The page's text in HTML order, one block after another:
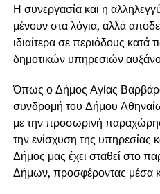
Η συνεργασία και η
μένουν στα λόγια, αλλά
ιδιαίτερα σε περιόδους κατά
δημοτικών υπηρεσιών
Όπως ο Δήμος Αγίας
συνδρομή του Δήμου
με την προσωρινή
την ενίσχυση της υπηρεσίας
Δήμος μας έχει σταθεί στο
Δήμων, προσφέροντας μέσα